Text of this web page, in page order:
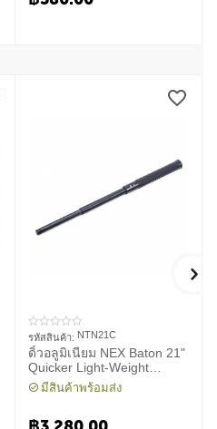
รหัสสินค้า: NTN21C
ดิ้วอลูมิเนียม NEX Baton 21"
Quicker Light-Weight
Machanical Baton
มีสินค้าพร้อมส่ง